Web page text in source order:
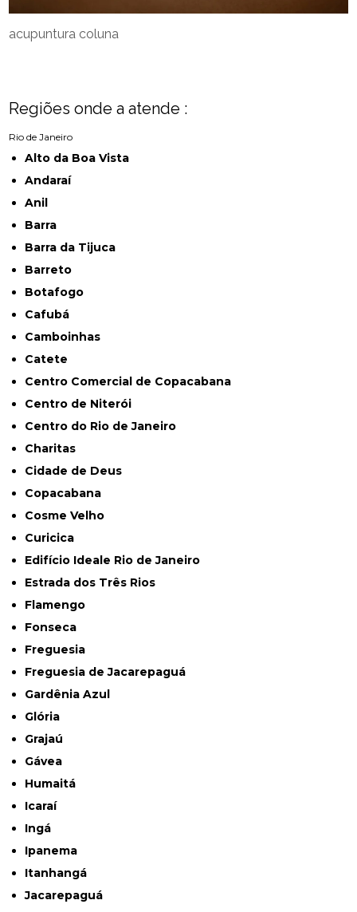
acupuntura coluna
Regiões onde a atende :
Rio de Janeiro
Alto da Boa Vista
Andaraí
Anil
Barra
Barra da Tijuca
Barreto
Botafogo
Cafubá
Camboinhas
Catete
Centro Comercial de Copacabana
Centro de Niterói
Centro do Rio de Janeiro
Charitas
Cidade de Deus
Copacabana
Cosme Velho
Curicica
Edifício Ideale Rio de Janeiro
Estrada dos Três Rios
Flamengo
Fonseca
Freguesia
Freguesia de Jacarepaguá
Gardênia Azul
Glória
Grajaú
Gávea
Humaitá
Icaraí
Ingá
Ipanema
Itanhangá
Jacarepaguá